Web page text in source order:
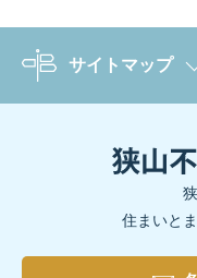
・家の売却相場は築
■3,000万円で購入し
・築30年：約1,110万
・築40〜50年：約
■より正確な売却相場
・周辺地域の取引実
・査定シミュレーシ
狭山
3.不動産売却後に
複数の不動産会社に査定
先述した「机上査定」
シミュレーター査定は
サイトマップ
住まいと